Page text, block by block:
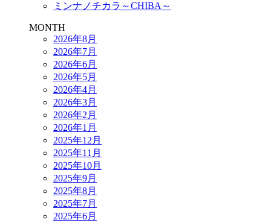
ミンナノチカラ～CHIBA～
MONTH
2026年8月
2026年7月
2026年6月
2026年5月
2026年4月
2026年3月
2026年2月
2026年1月
2025年12月
2025年11月
2025年10月
2025年9月
2025年8月
2025年7月
2025年6月